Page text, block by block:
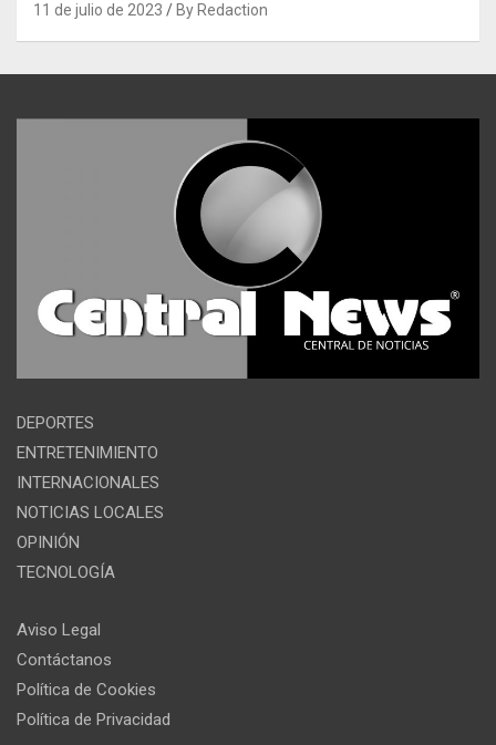
11 de julio de 2023 By Redaction
DEPORTES
ENTRETENIMIENTO
INTERNACIONALES
NOTICIAS LOCALES
OPINIÓN
TECNOLOGÍA
Aviso Legal
Contáctanos
Política de Cookies
Política de Privacidad